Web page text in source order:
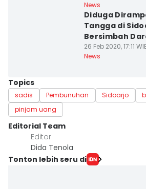
News
Diduga
Tangga di
Bersimbah
26 Feb 2020, 17:11
News
Topics
sadis Pembunuhan Sidoarjo
pinjam uang
Editorial Team
Editor
Dida Tenola
Tonton lebih seru di